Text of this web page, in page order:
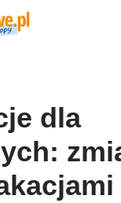
dla